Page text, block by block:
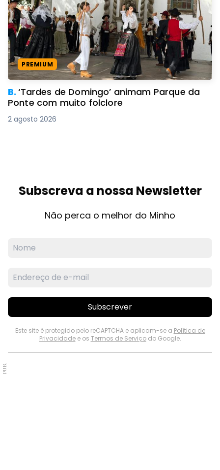
PREMIUM
B.‘Tardes de Domingo’ animam Parque da
Ponte com muito folclore
2 agosto 2026
Subscreva a nossa Newsletter
Não perca o melhor do Minho
Subscrever
Este site é protegido pelo reCAPTCHA e aplicam-se a Política de
Privacidadee os Termos de Serviçodo Google.
PUB.